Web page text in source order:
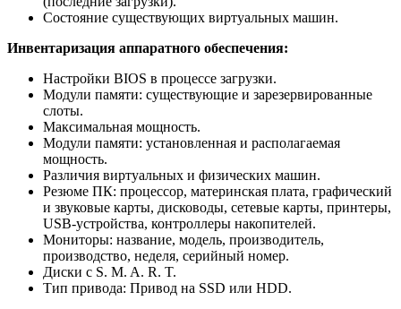
Состояние существующих виртуальных машин.
Инвентаризация аппаратного обеспечения:
Настройки BIOS в процессе загрузки.
Модули памяти: существующие и зарезервированные
слоты.
Максимальная мощность.
Модули памяти: установленная и располагаемая
мощность.
Различия виртуальных и физических машин.
Резюме ПК: процессор, материнская плата, графический
и звуковые карты, дисководы, сетевые карты, принтеры,
USB-устройства, контроллеры накопителей.
Мониторы: название, модель, производитель,
производство, неделя, серийный номер.
Диски с S. M. A. R. T.
Тип привода: Привод на SSD или HDD.